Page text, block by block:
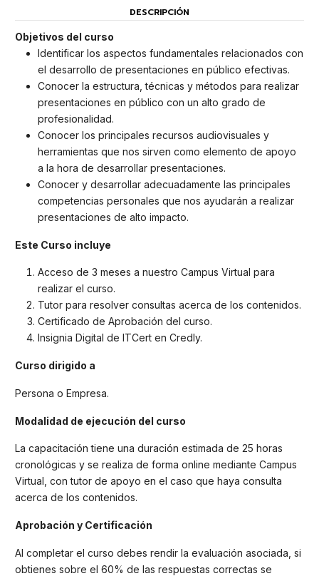
DESCRIPCIÓN
Objetivos del curso
Identificar los aspectos fundamentales relacionados con
el desarrollo de presentaciones en público efectivas.
Conocer la estructura, técnicas y métodos para realizar
presentaciones en público con un alto grado de
profesionalidad.
Conocer los principales recursos audiovisuales y
herramientas que nos sirven como elemento de apoyo
a la hora de desarrollar presentaciones.
Conocer y desarrollar adecuadamente las principales
competencias personales que nos ayudarán a realizar
presentaciones de alto impacto.
Este Curso incluye
Acceso de 3 meses a nuestro Campus Virtual para
realizar el curso.
Tutor para resolver consultas acerca de los contenidos.
Certificado de Aprobación del curso.
Insignia Digital de ITCert en Credly.
Curso dirigido a
Persona o Empresa.
Modalidad de ejecución del curso
La capacitación tiene una duración estimada de 25 horas
cronológicas y se realiza de forma online mediante Campus
Virtual, con tutor de apoyo en el caso que haya consulta
acerca de los contenidos.
Aprobación y Certificación
Al completar el curso debes rendir la evaluación asociada, si
obtienes sobre el 60% de las respuestas correctas se